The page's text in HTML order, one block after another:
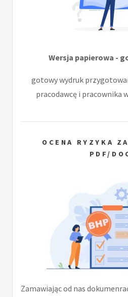
Wersja papierowa -
gotowy wydruk
pracodawcę i pracownika
OCENA RYZYKA
PDF/
Zamawiając od nas